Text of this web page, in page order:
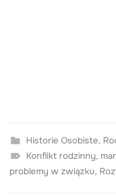
Historie Osobiste,
Konflikt rodzinny,
problemy w związku,